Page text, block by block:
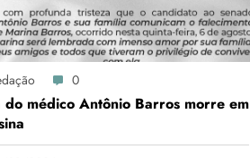
0
do médico Antônio Barros morre em